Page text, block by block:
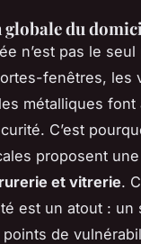
du
n’est pas le
fenêtres, les
métalliques font
C’est
proposent
et vitrerie.
est un atout : un
de